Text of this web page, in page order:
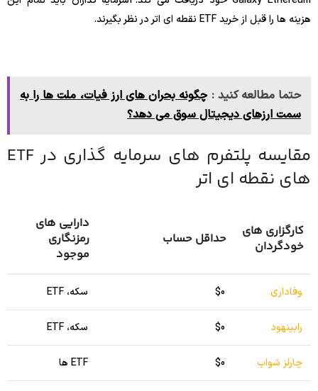
هزینه ها را قبل از خرید ETF نقطه ای اتر در نظر بگیرند.
حتما مطالعه کنید : چگونه بحران های ارز فیات، ملت ها را به
سمت ارزهای دیجیتال سوق می دهد؟
مقایسه پلتفرم های سرمایه گذاری در ETF
های نقطه ای اتر
کارگزاری های
خودگردان
حداقل حساب
دارایی های
رمزنگاری
موجود
وفاداری $0 سکه، ETF
رابینهود $0 سکه، ETF
چارلز شواب $0 ETF ها